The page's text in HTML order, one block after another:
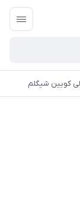
کویین شیگلم